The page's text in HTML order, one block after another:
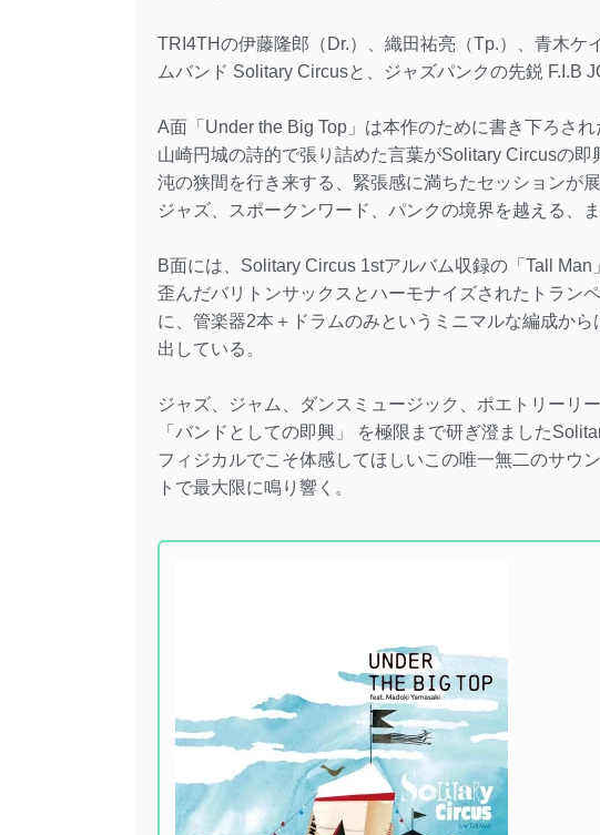
TRI4THの伊藤隆郎（Dr.）、織田祐亮（Tp.）、青木ケ
ムバンド Solitary Circusと、ジャズパンクの先鋭 F.I.B
A面「Under the Big Top」は本作のために書き下ろされ
山崎円城の詩的で張り詰めた言葉がSolitary Circusの
沌の狭間を行き来する、緊張感に満ちたセッションが展
ジャズ、スポークンワード、パンクの境界を越える、
B面には、Solitary Circus 1stアルバム収録の「Tall Man
歪んだバリトンサックスとハーモナイズされたトラン
に、管楽器2本＋ドラムのみというミニマルな編成か
出している。
ジャズ、ジャム、ダンスミュージック、ポエトリーリ
「バンドとしての即興」 を極限まで研ぎ澄ました
フィジカルでこそ体感してほしいこの唯一無二のサウ
トで最大限に鳴り響く。